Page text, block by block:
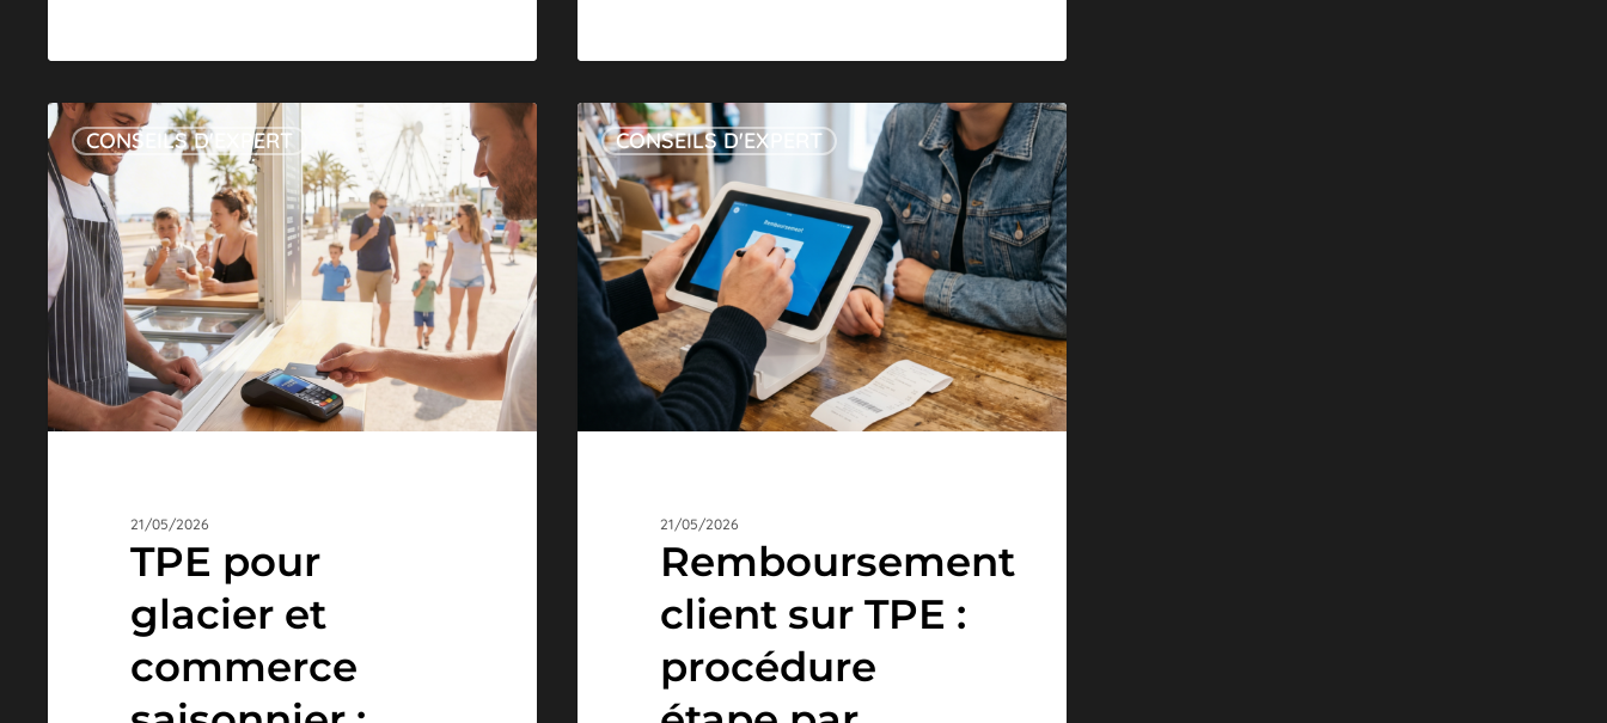
TPE
pour
glacier
et
commerce
saisonnier
:
solutions
flexibles
CONSEILS D'EXPERT
21/05/2026
TPE pour
glacier et
commerce
Remboursement
client
sur
TPE
:
procédure
étape
par
étape
CONSEILS D'EXPERT
21/05/2026
Remboursement
client sur TPE :
procédure